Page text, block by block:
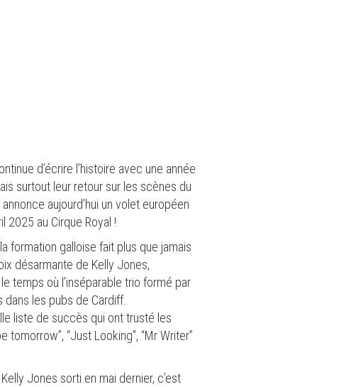
d’écrire l’histoire avec une année
surtout leur retour sur les scènes du
aujourd’hui un volet européen
au Cirque Royal !
formation galloise fait plus que jamais
désarmante de Kelly Jones,
temps où l’inséparable trio formé par
les pubs de Cardiff.
liste de succès qui ont trusté les
tomorrow”, “Just Looking”, “Mr Writer”
Jones sorti en mai dernier, c’est